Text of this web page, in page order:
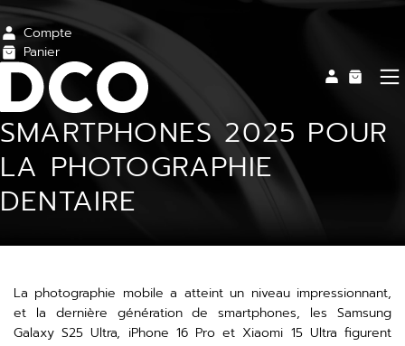
Compte
Panier
SMARTPHONES 2025 POUR
LA PHOTOGRAPHIE
DENTAIRE
La photographie mobile a atteint un niveau impressionnant,
et la dernière génération de smartphones, les Samsung
Galaxy S25 Ultra, iPhone 16 Pro et Xiaomi 15 Ultra figurent